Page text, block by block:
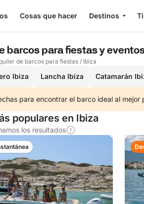
Cosas que hacer Destinos
barcos para fiestas y
de barcos para fiestas / Ibiza
Ibiza Lancha Ibiza Catamarán
para encontrar el barco ideal al mejor
populares en Ibiza
los resultados